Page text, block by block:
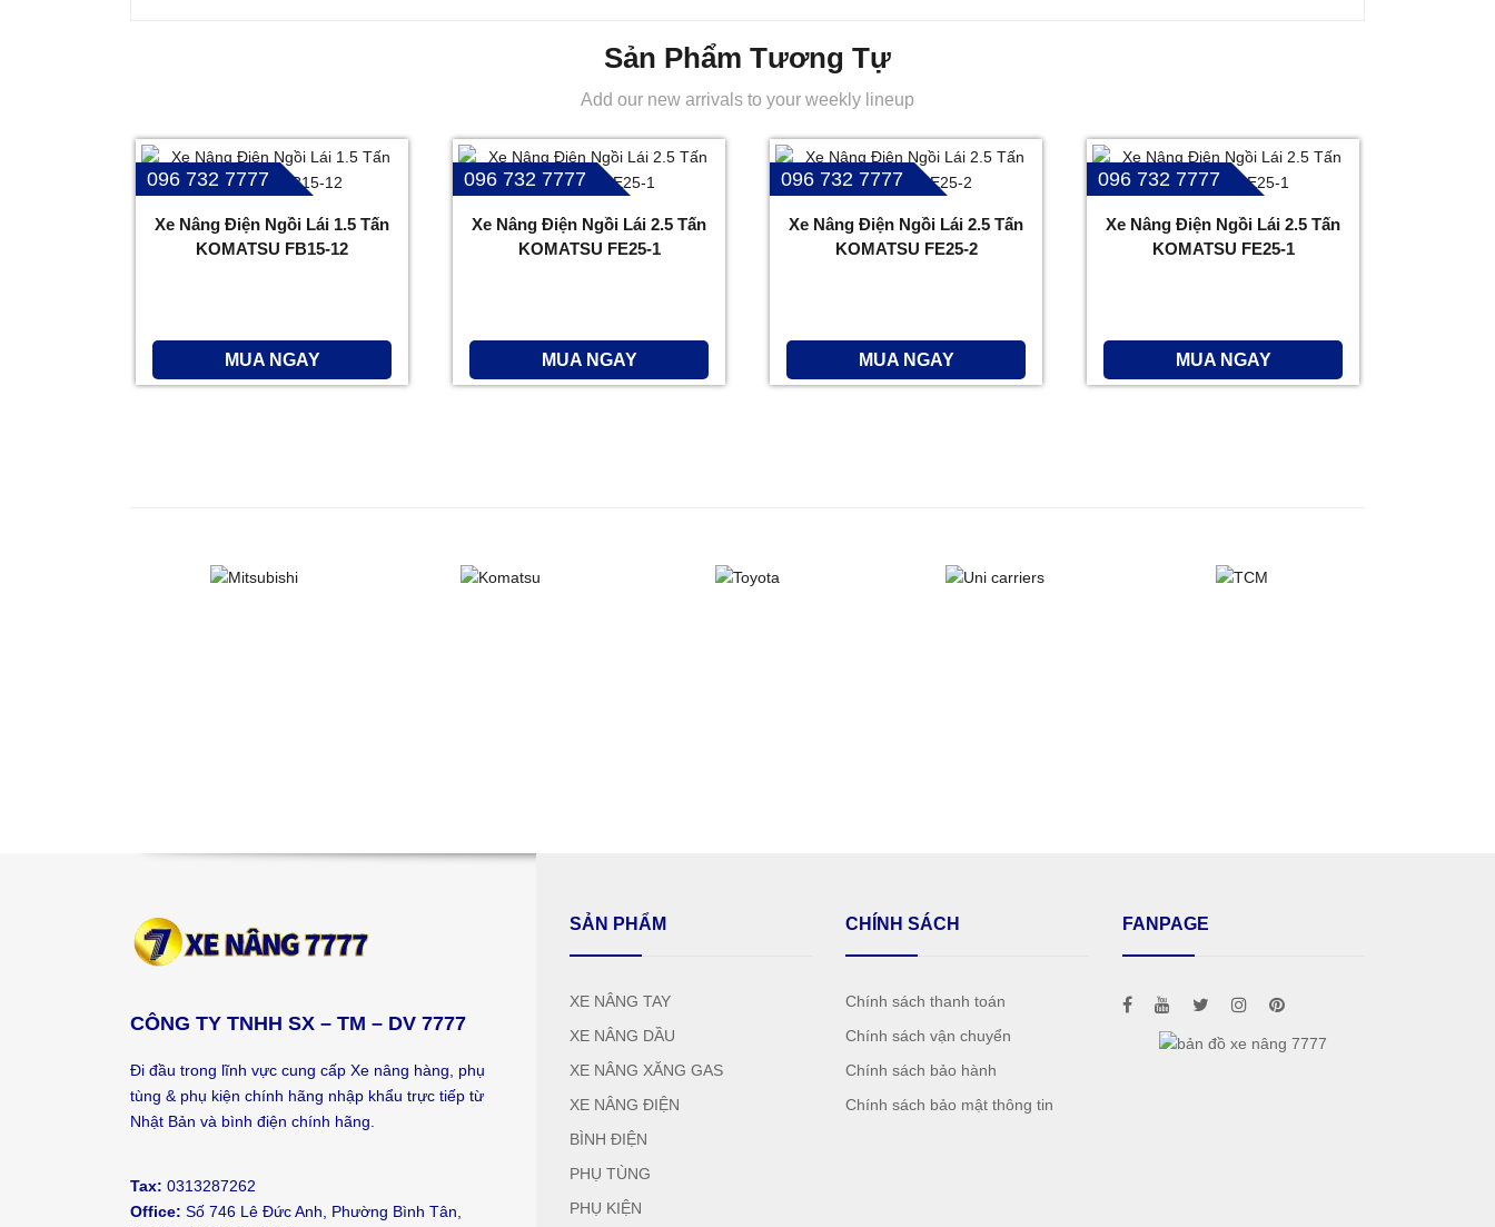
Sản Phẩm Tương Tự
Add our new arrivals to your weekly lineup
096 732 7777
Xe Nâng Điện Ngồi Lái 1.5 Tấn
KOMATSU FB15-12
MUA NGAY
096 732 7777
Xe Nâng Điện Ngồi Lái 2.5 Tấn
KOMATSU FE25-1
MUA NGAY
096 732 7777
Xe Nâng Điện Ngồi Lái 2.5 Tấn
KOMATSU FE25-2
MUA NGAY
096 732 7777
Xe Nâng Điện Ngồi Lái 2.5 Tấn
KOMATSU FE25-1
MUA NGAY
CÔNG TY TNHH SX – TM – DV 7777
Đi đầu trong lĩnh vực cung cấp Xe nâng hàng, phụ
tùng & phụ kiện chính hãng nhập khẩu trực tiếp từ
Nhật Bản và bình điện chính hãng.
Tax: 0313287262
Office: Số 746 Lê Đức Anh, Phường Bình Tân,
SẢN PHẨM
XE NÂNG TAY
XE NÂNG DẦU
XE NÂNG XĂNG GAS
XE NÂNG ĐIỆN
BÌNH ĐIỆN
PHỤ TÙNG
PHỤ KIỆN
CHÍNH SÁCH
Chính sách thanh toán
Chính sách vận chuyển
Chính sách bảo hành
Chính sách bảo mật thông tin
FANPAGE